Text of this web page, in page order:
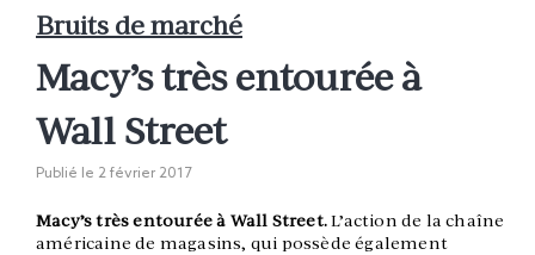
Bruits de marché
Macy’s très entourée à
Wall Street
Publié le 2 février 2017
Macy’s très entourée à Wall Street.L’action de la chaîne
américaine de magasins, qui possède également